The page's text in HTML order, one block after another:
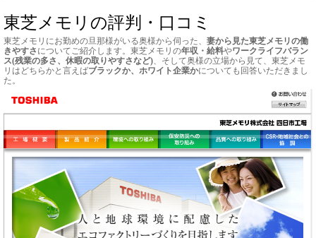
東芝メモリの評判・口コミ
東芝メモリにお勤めの旦那様がいる奥様から伺った、 妻から見た東芝メモリの働
きやすさ についてご紹介します。東芝メモリの年収・給料やワークライフバラン
ス(残業の多さ、休暇の取りやすさなど)、そして奥様の立場から見て、東芝メモ
リはどちらかと言えばブラックか、ホワイト企業かについても回答いただきまし
た。